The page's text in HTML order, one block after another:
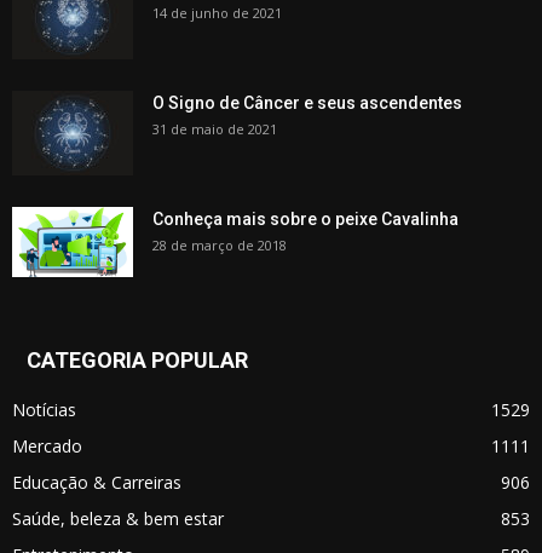
14 de junho de 2021
O Signo de Câncer e seus ascendentes
31 de maio de 2021
Conheça mais sobre o peixe Cavalinha
28 de março de 2018
CATEGORIA POPULAR
Notícias
1529
Mercado
1111
Educação & Carreiras
906
Saúde, beleza & bem estar
853